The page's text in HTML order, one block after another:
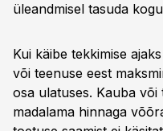
üleandmisel tasuda
Kui käibe tekkimise
või teenuse eest
osa ulatuses. Kauba
madalama hinnaga